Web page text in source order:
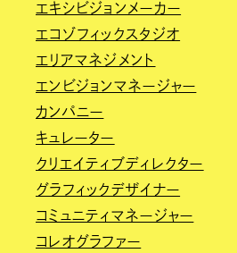
エキシビジョンメーカー
エコゾフィックスタジオ
エリアマネジメント
エンビジョンマネージャー
カンパニー
キュレーター
クリエイティブディレクター
グラフィックデザイナー
コミュニティマネージャー
コレオグラファー